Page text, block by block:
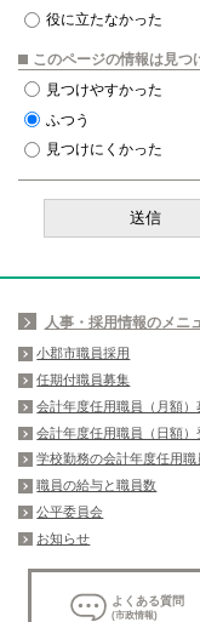
役に立たなかった
このページの情報は見つ
見つけやすかった
ふつう
見つけにくかった
人事・採用情報のメニ
小郡市職員採用
任期付職員募集
会計年度任用職員（月額）
会計年度任用職員（日額）
学校勤務の会計年度任用
職員の給与と職員数
公平委員会
お知らせ
よくある質問
(市政情報)